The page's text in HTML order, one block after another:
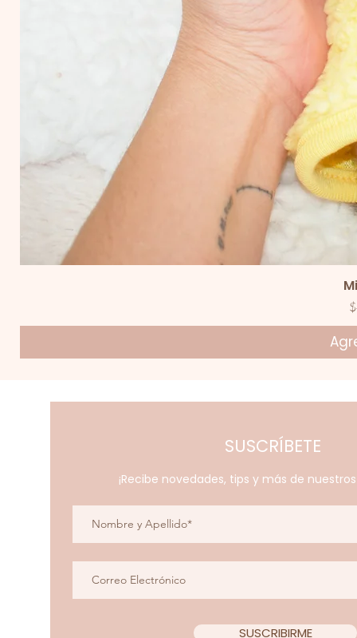
SUSCRÍBETE
¡Recibe novedades, tips y más de
SUSCRIBIRME